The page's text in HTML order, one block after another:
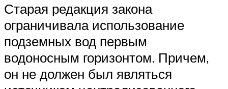
Старая редакция закона
ограничивала использование
подземных вод первым
водоносным горизонтом. Причем,
он не должен был являться